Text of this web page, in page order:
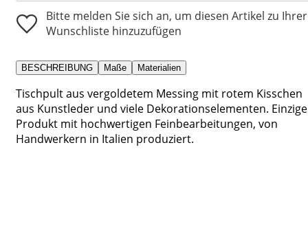
Bitte melden Sie sich an, um diesen Artikel zu Ihrer
Wunschliste hinzuzufügen
BESCHREIBUNG Maße Materialien
Tischpult aus vergoldetem Messing mit rotem Kisschen
aus Kunstleder und viele Dekorationselementen.
Produkt mit hochwertigen Feinbearbeitungen, von
Handwerkern in Italien produziert.